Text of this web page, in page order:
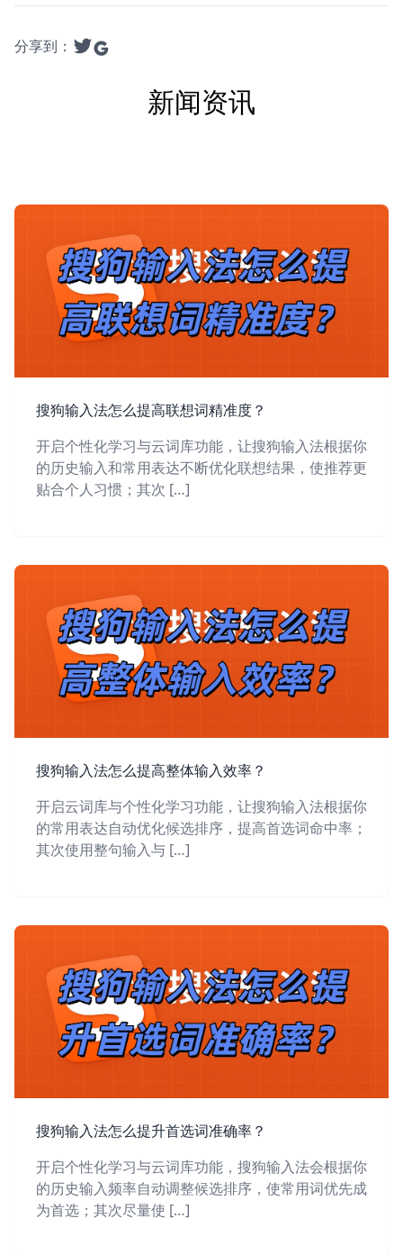
分享到：
新闻资讯
搜狗输入法怎么提高联想词精准度？
开启个性化学习与云词库功能，让搜狗输入法根据你
的历史输入和常用表达不断优化联想结果，使推荐更
贴合个人习惯；其次 […]
搜狗输入法怎么提高整体输入效率？
开启云词库与个性化学习功能，让搜狗输入法根据你
的常用表达自动优化候选排序，提高首选词命中率；
其次使用整句输入与 […]
搜狗输入法怎么提升首选词准确率？
开启个性化学习与云词库功能，搜狗输入法会根据你
的历史输入频率自动调整候选排序，使常用词优先成
为首选；其次尽量使 […]